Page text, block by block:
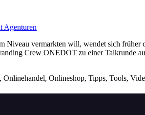
Agenturen
Niveau vermarkten will, wendet sich
Crew ONEDOT zu einer Talkrunde
Onlineshop, Tipps, Tools,